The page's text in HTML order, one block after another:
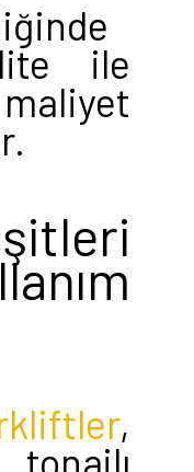
ile
,